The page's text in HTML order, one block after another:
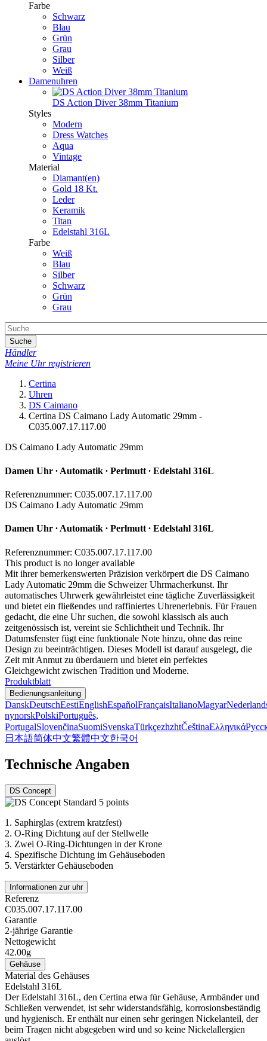
Farbe
Schwarz
Blau
Grün
Grau
Silber
Weiß
Damenuhren
DS Action Diver 38mm Titanium
Styles
Modern
Dress Watches
Aqua
Vintage
Material
Diamant(en)
Gold 18 Kt.
Leder
Keramik
Titan
Edelstahl 316L
Farbe
Weiß
Blau
Silber
Schwarz
Grün
Grau
Suche
Händler
Meine Uhr registrieren
Certina
Uhren
DS Caimano
Certina DS Caimano Lady Automatic 29mm -
C035.007.17.117.00
DS Caimano Lady Automatic 29mm
Damen Uhr ∙ Automatik ∙ Perlmutt ∙ Edelstahl 316L
Referenznummer: C035.007.17.117.00
DS Caimano Lady Automatic 29mm
Damen Uhr ∙ Automatik ∙ Perlmutt ∙ Edelstahl 316L
Referenznummer: C035.007.17.117.00
This product is no longer available
Mit ihrer bemerkenswerten Präzision verkörpert die DS Caimano
Lady Automatic 29mm die Schweizer Uhrmacherkunst. Ihr
automatisches Uhrwerk gewährleistet eine tägliche Zuverlässigkeit
und bietet ein fließendes und raffiniertes Uhrenerlebnis. Für Frauen
gedacht, die eine Uhr suchen, die sowohl klassisch als auch
zeitgenössisch ist, vereint sie Schlichtheit und Technik. Ihr
Datumsfenster fügt eine funktionale Note hinzu, ohne das reine
Design zu beeinträchtigen. Dieses Modell ist darauf ausgelegt, die
Zeit mit Anmut zu überdauern und bietet ein perfektes
Gleichgewicht zwischen Tradition und Moderne.
Produktblatt
Bedienungsanleitung
DanskDeutschEestiEnglishEspañolFrançaisItalianoMagyar
nynorskPolskiPortuguês,
PortugalSlovenčinaSuomiSvenskaTürkçezhzhtČeštinaΕλληνικά
日本語简体中文繁體中文한국어
Technische Angaben
DS Concept
1. Saphirglas (extrem kratzfest)
2. O-Ring Dichtung auf der Stellwelle
3. Zwei O-Ring-Dichtungen in der Krone
4. Spezifische Dichtung im Gehäuseboden
5. Verstärkter Gehäuseboden
Informationen zur uhr
Referenz
C035.007.17.117.00
Garantie
2-jährige Garantie
Nettogewicht
42.00g
Gehäuse
Material des Gehäuses
Edelstahl 316L
Der Edelstahl 316L, den Certina etwa für Gehäuse, Armbänder und
Schließen verwendet, ist sehr widerstandsfähig, korrosionsbeständig
und hygienisch. Er enthält nur einen sehr geringen Nickelanteil, der
beim Tragen nicht abgegeben wird und so keine Nickelallergien